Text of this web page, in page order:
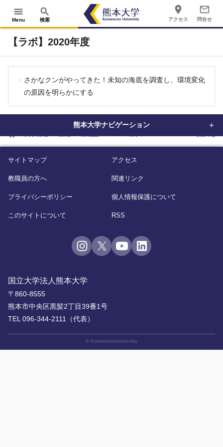
menu
Menu
search
検索
place
アクセス
mail_outline
問合せ
home
【ラボ】2020年度
さかなクンがやってきた！未知の海底を調査し、環境変化
の原因を明らかにする
熊本大学ナビゲーション
国立大学法人熊本大学
〒860-8555
熊本市中央区黒髪2丁目39番1号
TEL 096-344-2111（代表）
サイトマップ アクセス
教職員の方へ 関連リンク
プライバシーポリシー 個人情報保護について
このサイトについて RSS
© KumamotoUniversity